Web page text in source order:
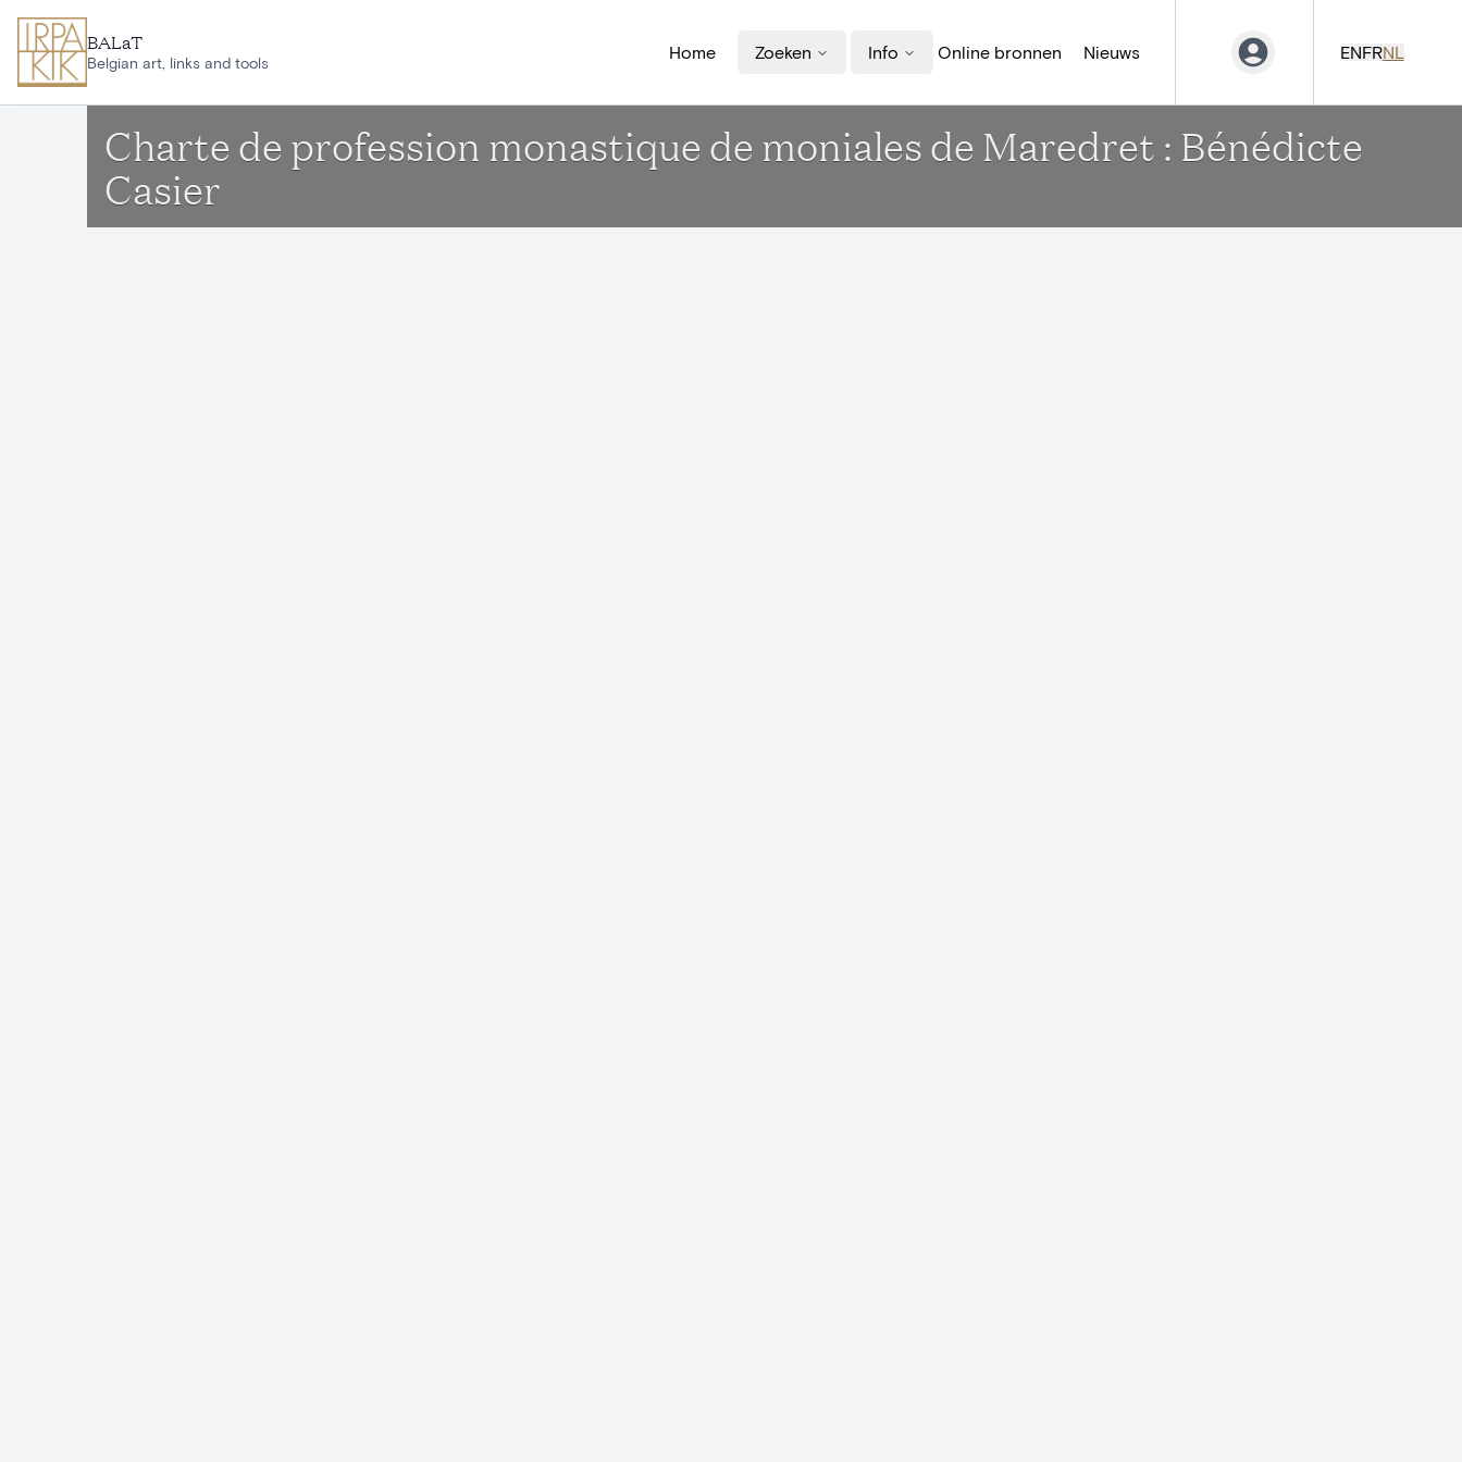
BALaT
Belgian art, links and tools
Home Zoeken Info Online bronnen Nieuws ENFRNL
Charte de profession monastique de moniales de Maredret : Bénédicte
Casier